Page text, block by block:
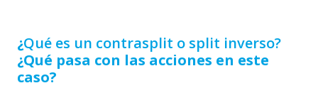
¿Qué es un contrasplit o split inverso?
¿Qué pasa con las acciones en este
caso?